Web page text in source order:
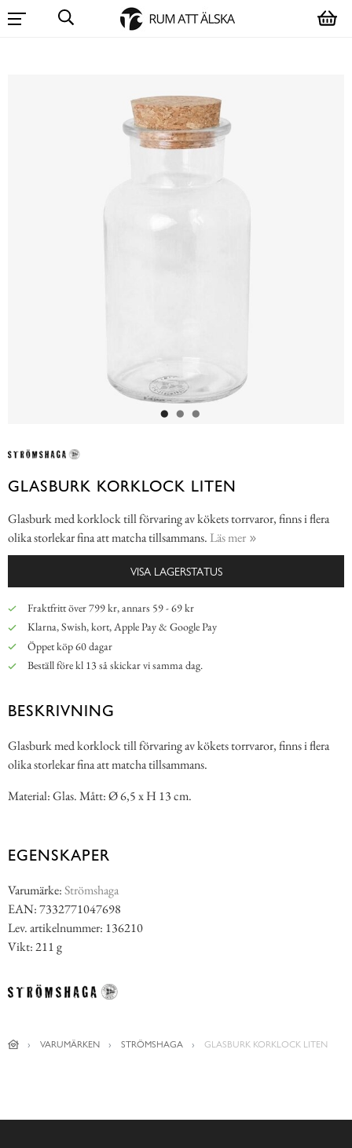
GLASBURK KORKLOCK LITEN
Glasburk med korklock till förvaring av kökets torrvaror, finns i flera
olika storlekar fina att matcha tillsammans. Läs mer
VISA LAGERSTATUS
Fraktfritt över 799 kr, annars 59 - 69 kr
Klarna, Swish, kort, Apple Pay & Google Pay
Öppet köp 60 dagar
Beställ före kl 13 så skickar vi samma dag.
BESKRIVNING
Glasburk med korklock till förvaring av kökets torrvaror, finns i flera
olika storlekar fina att matcha tillsammans.
Material: Glas. Mått: Ø 6,5 x H 13 cm.
EGENSKAPER
Varumärke:Strömshaga
EAN: 7332771047698
Lev. artikelnummer: 136210
Vikt: 211 g
VARUMÄRKEN STRÖMSHAGA GLASBURK KORKLOCK LITEN